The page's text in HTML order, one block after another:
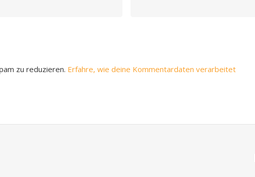
zu reduzieren. Erfahre, wie deine Kommentardaten verarbeitet